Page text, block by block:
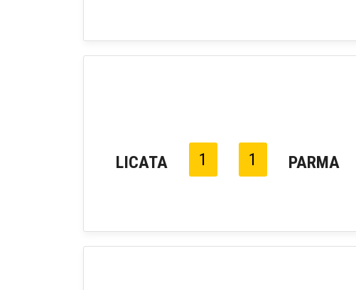
LICATA 1 1 PARMA